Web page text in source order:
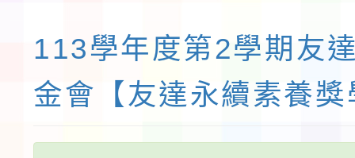
113學年度第2學期友
金會【友達永續素養獎